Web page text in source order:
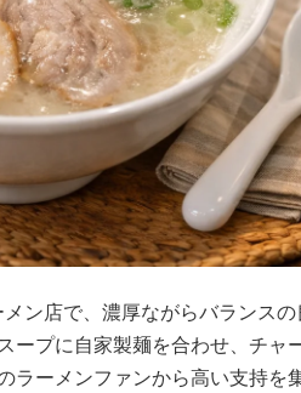
ン店で、濃厚ながらバランス
ープに自家製麺を合わせ、チャ
ラーメンファンから高い支持を